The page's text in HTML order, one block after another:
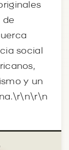
de
social
y un